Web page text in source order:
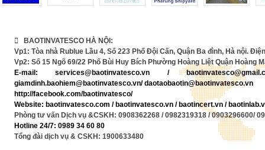
 BAOTINVATESCO HÀ NỘI:
Vp1: Tòa nhà Rublue Lầu 4, Số 223 Phố Đội Cấn, Quận Ba đình, Hà nội.
Vp2: Số 15 Ngõ 69/22 Phố Bùi Huy Bích Phường Hoàng Liệt Quận Hoàng
E-mail:services@baotinvatesco.vn /
giamdinh.baohiem@baotinvatesco.vn/ daotaobaotin@baotinvatesco.vn
http://facebook.com/baotinvatesco/
Website: baotinvatesco.com / baotinvatesco.vn /baotincert.vn /
Phòng tư vấn Dịch vụ &CSKH: 0908362268 / 0982319318 / 0903296600/
Hotline 24/7: 0989 34 60 80
Tổng đài dịch vụ & CSKH: 1900633480